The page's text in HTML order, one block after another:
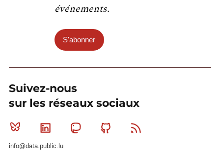
événements.
S'abonner
Suivez-nous
sur les réseaux sociaux
Bluesky Linkedin MastodonGithub
info@data.public.lu